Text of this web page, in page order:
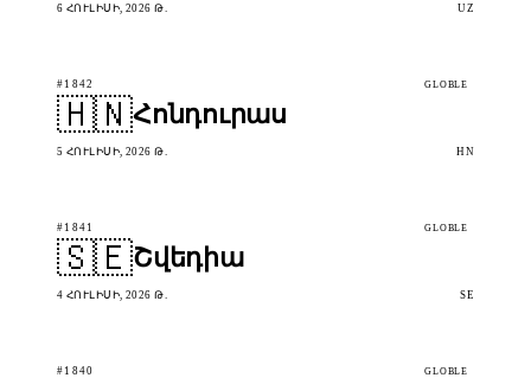
6 ՀՈՒԼԻՍԻ, 2026 Թ. UZ
#1842 GLOBLE
🇭🇳Հոնդուրաս
5 ՀՈՒԼԻՍԻ, 2026 Թ. HN
#1841 GLOBLE
🇸🇪Շվեդիա
4 ՀՈՒԼԻՍԻ, 2026 Թ. SE
#1840 GLOBLE